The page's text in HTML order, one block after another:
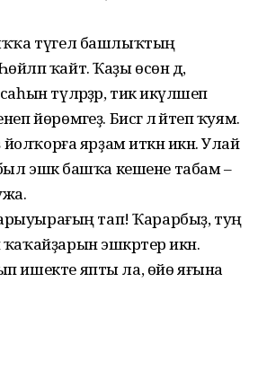
түгел башлыҡтың
ҡайт. Ҡаҙы өсөн дә,
түләрҙәр, тик икәүләшеп
йөрөмәгеҙ. Бисәгә лә әйтеп ҡуям.
йолҡорға ярҙам иткән икән. Улай
эшкә башҡа кешене табам –
арыуырағың тап! Ҡарарбыҙ, туң
эшкәртер икән.
ишекте япты ла, өйө яғына